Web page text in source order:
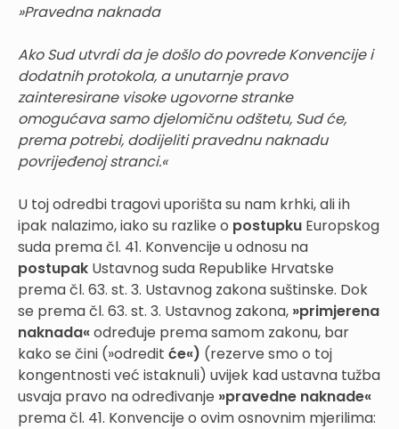
»Pravedna naknada
Ako Sud utvrdi da je došlo do povrede Konvencije i
dodatnih protokola, a unutarnje pravo
zainteresirane visoke ugovorne stranke
omogućava samo djelomičnu odštetu, Sud će,
prema potrebi, dodijeliti pravednu naknadu
povrijeđenoj stranci.«
U toj odredbi tragovi uporišta su nam krhki, ali ih
ipak nalazimo, iako su razlike o postupku Europskog
suda prema čl. 41. Konvencije u odnosu na
postupak Ustavnog suda Republike Hrvatske
prema čl. 63. st. 3. Ustavnog zakona suštinske. Dok
se prema čl. 63. st. 3. Ustavnog zakona, »primjerena
naknada«određuje prema samom zakonu, bar
kako se čini (»odredit će«) (rezerve smo o toj
kongentnosti već istaknuli) uvijek kad ustavna tužba
usvaja pravo na određivanje »pravedne naknade«
prema čl. 41. Konvencije o ovim osnovnim mjerilima: